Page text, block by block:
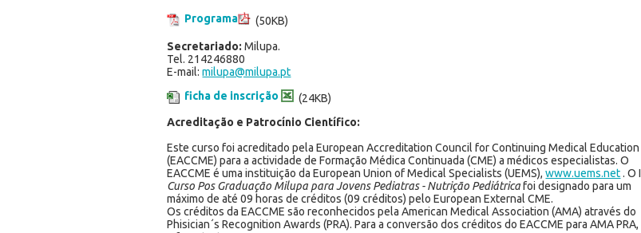
Programa
(50KB)
Secretariado: Milupa.
Tel. 214246880
E-mail:milupa@milupa.pt
ficha de inscrição
(24KB)
Acreditação e Patrocínio Científico:
Este curso foi acreditado pela European Accreditation Council for Continuing Medical Education
(EACCME) para a actividade de Formação Médica Continuada (CME) a médicos especialistas. O
EACCME é uma instituição da European Union of Medical Specialists (UEMS),www.uems.net. O I
Curso Pos Graduação Milupa para Jovens Pediatras - Nutrição Pediátricafoi designado para um
máximo de até 09 horas de créditos (09 créditos) pelo European External CME.
Os créditos da EACCME são reconhecidos pela American Medical Association (AMA) através do
Phisician´s Recognition Awards (PRA). Para a conversão dos créditos do EACCME para AMA PRA,